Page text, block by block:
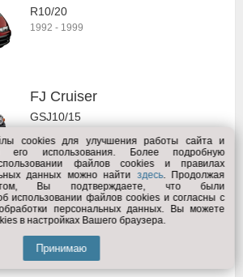
R10/20
1992 - 1999
FJ Cruiser
GSJ10/15
Fortuner
AN50/60
2005-2017
cookies для улучшения работы сайта и
его использования. Более подробную
файлов cookies и правилах
данных можно найтиздесь. Продолжая
Вы подтверждаете, что были
использовании файлов cookies и согласны с
персональных данных. Вы можете
в настройках Вашего браузера.
Принимаю